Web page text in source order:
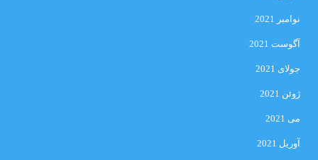
نوامبر 2021
آگوست 2021
جولای 2021
ژوئن 2021
می 2021
آوریل 2021